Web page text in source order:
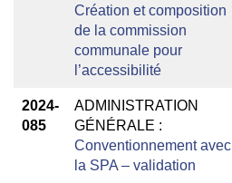
Création et composition
de la commission
communale pour
l’accessibilité
2024-
085
ADMINISTRATION
GÉNÉRALE :
Conventionnement avec
la SPA – validation